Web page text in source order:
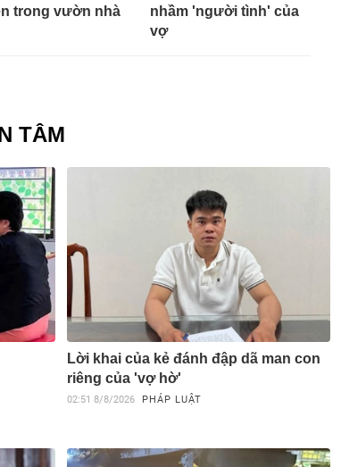
trong vườn nhà
nhầm 'người tình' của
vợ
TÂM
Lời khai của kẻ đánh đập dã man con
riêng của 'vợ hờ'
02:51 8/8/2026 PHÁP LUẬT